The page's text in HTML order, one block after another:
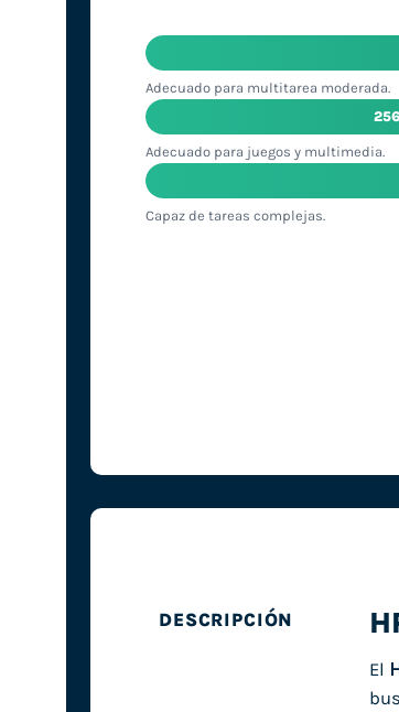
Adecuado para multitarea moderada.
Adecuado para juegos y multimedia.
Capaz de tareas complejas.
DESCRIPCIÓN
El